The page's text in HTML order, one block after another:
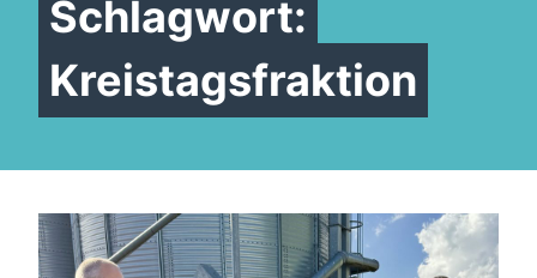
Schlagwort:
Kreistagsfraktion